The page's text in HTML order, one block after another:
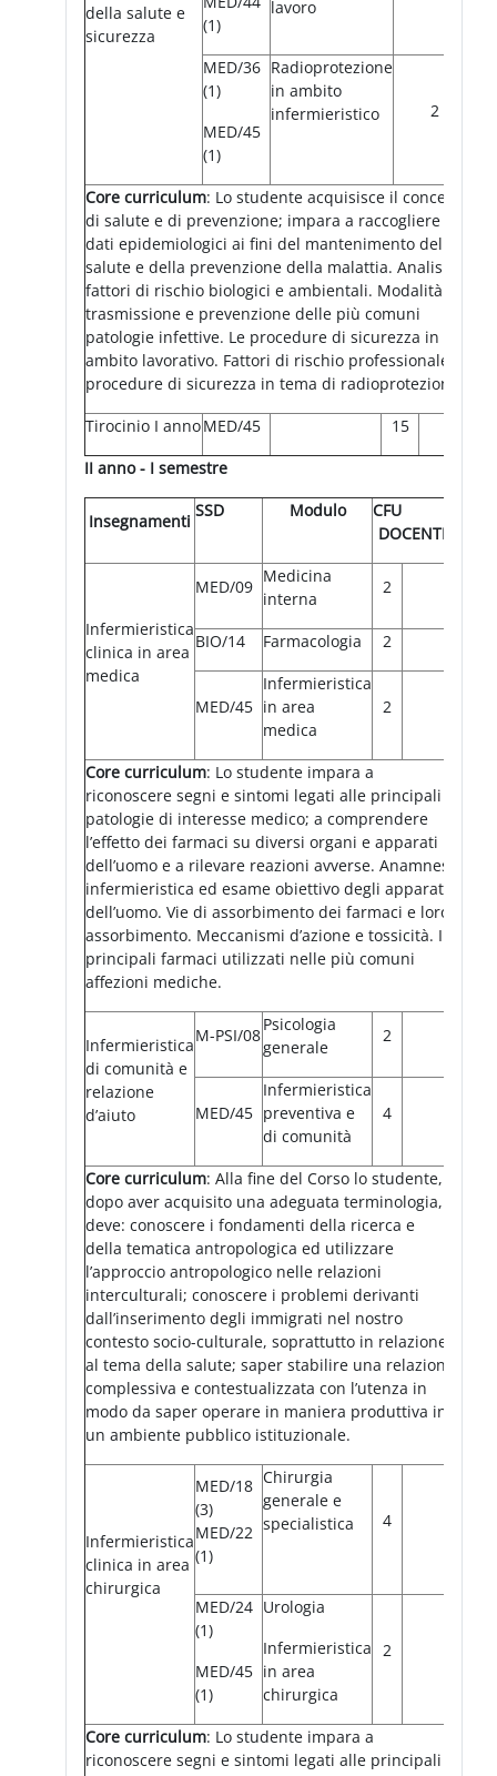
della salute e
sicurezza
(1)
lavoro
MED/36
(1)
MED/45
(1)
Radioprotezione
in ambito
infermieristico
2
Core curriculum: Lo studente acquisisce il concetto
di salute e di prevenzione; impara a raccogliere i
dati epidemiologici ai fini del mantenimento della
salute e della prevenzione della malattia. Analisi dei
fattori di rischio biologici e ambientali. Modalità di
trasmissione e prevenzione delle più comuni
patologie infettive. Le procedure di sicurezza in
ambito lavorativo. Fattori di rischio professionale e
procedure di sicurezza in tema di radioprotezione.
Tirocinio I annoMED/45
15
II anno - I semestre
Insegnamenti
SSD Modulo
CFU
DOCENTE
Infermieristica
clinica in area
medica
MED/09
Medicina
interna
2
BIO/14 Farmacologia 2
MED/45
Infermieristica
in area
medica
2
Core curriculum: Lo studente impara a
riconoscere segni e sintomi legati alle principali
patologie di interesse medico; a comprendere
l’effetto dei farmaci su diversi organi e apparati
dell’uomo e a rilevare reazioni avverse. Anamnesi
infermieristica ed esame obiettivo degli apparati
dell’uomo. Vie di assorbimento dei farmaci e loro
assorbimento. Meccanismi d’azione e tossicità. I
principali farmaci utilizzati nelle più comuni
affezioni mediche.
Infermieristica
di comunità e
relazione
d’aiuto
M-PSI/08
Psicologia
generale
2
MED/45
Infermieristica
preventiva e
di comunità
4
Core curriculum: Alla fine del Corso lo studente,
dopo aver acquisito una adeguata terminologia,
deve: conoscere i fondamenti della ricerca e
della tematica antropologica ed utilizzare
l’approccio antropologico nelle relazioni
interculturali; conoscere i problemi derivanti
dall’inserimento degli immigrati nel nostro
contesto socio-culturale, soprattutto in relazione
al tema della salute; saper stabilire una relazione
complessiva e contestualizzata con l’utenza in
modo da saper operare in maniera produttiva in
un ambiente pubblico istituzionale.
Infermieristica
clinica in area
chirurgica
MED/18
(3)
MED/22
(1)
Chirurgia
generale e
specialistica
4
MED/24
(1)
MED/45
(1)
Urologia
Infermieristica
in area
chirurgica
2
Core curriculum: Lo studente impara a
riconoscere segni e sintomi legati alle principali